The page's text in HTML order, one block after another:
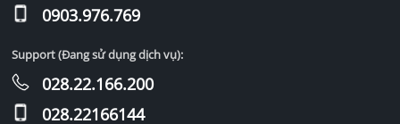
0903.976.769
Support (Đang sử dụng dịch vụ):
028.22.166.200
028.22166144